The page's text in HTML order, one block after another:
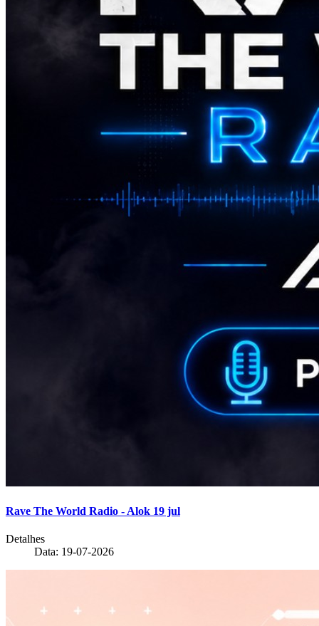
Rave The World Radio - Alok 19 jul
Detalhes
Data: 19-07-2026